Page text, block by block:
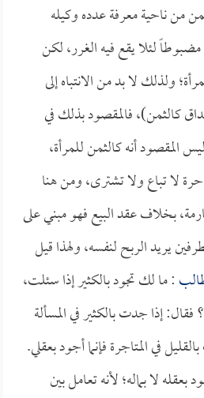
من ناحية معرفة عدده وكيله
لئلا يقع فيه الغرر، لكن
ولذلك لا بد من الانتباه إلى
كالثمن)، فالمقصود بذلك في
أنه كالثمن للمرأة،
لا تباع ولا تشترى، ومن هنا
بخلاف عقد البيع فهو مبني على
يريد الربح لنفسه، ولهذا قيل
: ما لك تجود بالكثير إذا سئلت،
إذا جدت بالكثير في المسألة
في المتاجرة فإنما أجود بعقلي.
بعقله لا بماله؛ لأنه تعامل بين